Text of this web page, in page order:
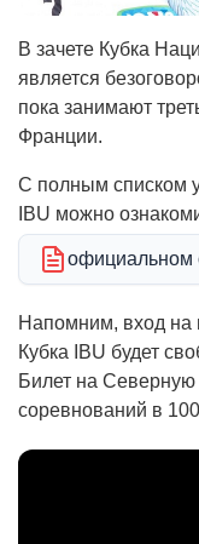
В зачете Кубка
является
пока занимают
Франции.
С полным списком
IBU можно
официальном
Напомним, вход на
Кубка IBU будет
Билет на Северную
соревнований в